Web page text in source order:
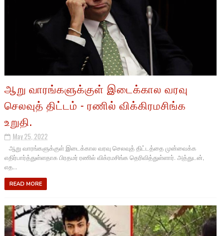
ஆறு வாரங்களுக்குள் இடைக்கால வரவு
செலவுத் திட்டம் - ரணில் விக்கிரமசிங்க
உறுதி.
May 25, 2022
ஆறு வாரங்களுக்குள் இடைக்கால வரவு செலவுத் திட்டத்தை முன்வைக்க
எதிர்பார்த்துள்ளதாக பிரதமர் ரணில் விக்ரமசிங்க தெரிவித்துள்ளார். அத்துடன்,
எத...
READ MORE